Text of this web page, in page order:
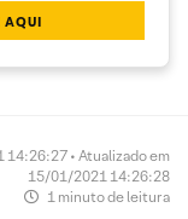
AQUI
• Atualizado em
15/01/2021 14:26:28
1 minuto de leitura